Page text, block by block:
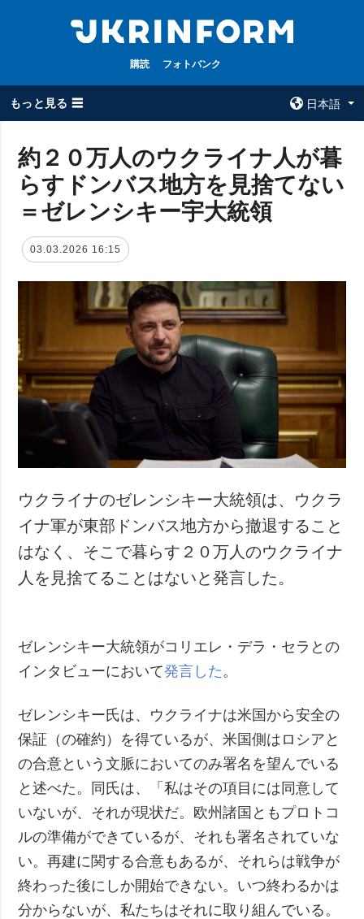
購読 フォトバンク
もっと見る ☰
日本語
全てのトピック
戦争
政治
経済・復興
スポーツ
犯罪
事故・緊急事態
ウクルインフォ
ルム
ウクルインフォル
追加
特集
インタビュー
写真
動画
サービス
購読
フォトバンク
約２０万人のウクライナ人が暮
らすドンバス地方を見捨てない
＝ゼレンシキー宇大統領
03.03.2026 16:15
ウクライナのゼレンシキー大統領は、ウクラ
イナ軍が東部ドンバス地方から撤退すること
はなく、そこで暮らす２０万人のウクライナ
人を見捨てることはないと発言した。
ゼレンシキー大統領がコリエレ・デラ・セラとの
インタビューにおいて発言した 。
ゼレンシキー氏は、ウクライナは米国から安全の
保証（の確約）を得ているが、米国側はロシアと
の合意という文脈においてのみ署名を望んでいる
と述べた。同氏は、「私はその項目には同意して
いないが、それが現状だ。欧州諸国ともプロトコ
ルの準備ができているが、それも署名されていな
い。再建に関する合意もあるが、それらは戦争が
終わった後にしか開始できない。いつ終わるかは
分からないが、私たちはそれに取り組んでいる。